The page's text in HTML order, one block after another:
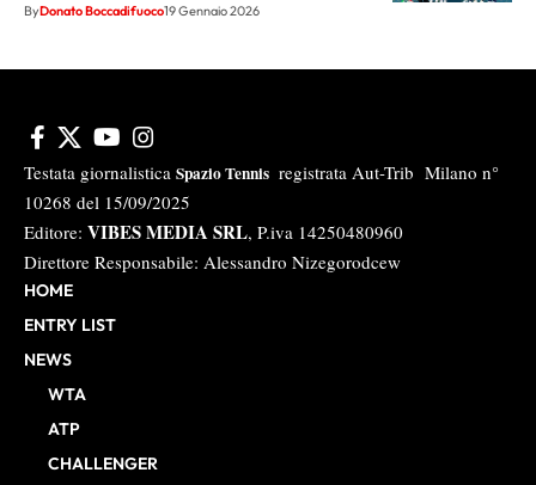
ByDonato Boccadifuoco19 Gennaio 2026
Testata giornalistica Spazio Tennis registrata Aut-Trib Milano n°
10268 del 15/09/2025
Editore: VIBES MEDIA SRL, P.iva 14250480960
Direttore Responsabile: Alessandro Nizegorodcew
HOME
ENTRY LIST
NEWS
WTA
ATP
CHALLENGER